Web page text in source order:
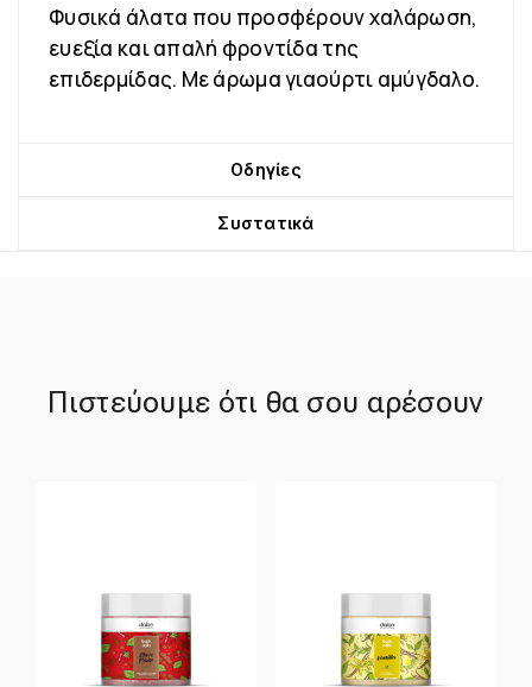
Φυσικά άλατα που προσφέρουν χαλάρωση,
ευεξία και απαλή φροντίδα της
επιδερμίδας. Με άρωμα γιαούρτι αμύγδαλο.
Οδηγίες
Συστατικά
Πιστεύουμε ότι θα σου αρέσουν